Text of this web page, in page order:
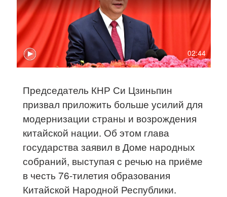
02:44
Председатель КНР Си Цзиньпин
призвал приложить больше усилий для
модернизации страны и возрождения
китайской нации. Об этом глава
государства заявил в Доме народных
собраний, выступая с речью на приёме
в честь 76-тилетия образования
Китайской Народной Республики.